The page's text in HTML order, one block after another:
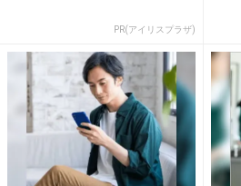
PR(アイリスプラザ)